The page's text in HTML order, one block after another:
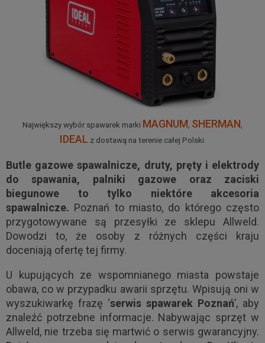
Największy wybór spawarek marki MAGNUM, SHERMAN,
IDEAL z dostawą na terenie całej Polski.
Butle gazowe spawalnicze, druty, pręty i elektrody
do spawania, palniki gazowe oraz zaciski
biegunowe to tylko niektóre akcesoria
spawalnicze. Poznań to miasto, do którego często
przygotowywane są przesyłki ze sklepu Allweld.
Dowodzi to, że osoby z różnych części kraju
doceniają ofertę tej firmy.
U kupujących ze wspomnianego miasta powstaje
obawa, co w przypadku awarii sprzętu. Wpisują oni w
wyszukiwarkę frazę ‘serwis spawarek Poznań’, aby
znaleźć potrzebne informacje. Nabywając sprzęt w
Allweld, nie trzeba się martwić o serwis gwarancyjny.